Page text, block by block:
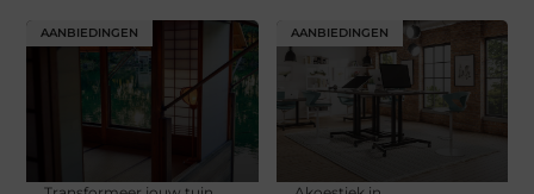
AANBIEDINGEN AANBIEDINGEN